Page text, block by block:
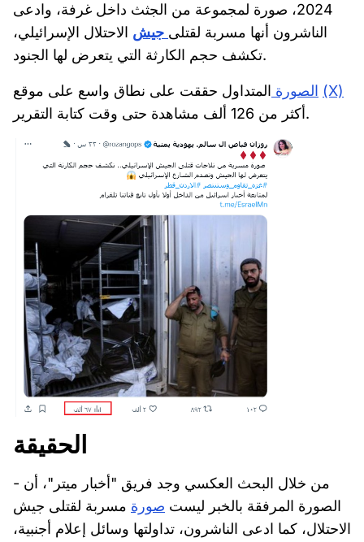
2024، صورة لمجموعة من الجثث داخل غرفة، وادعى
الناشرون أنها مسربة لقتلى جيش الاحتلال الإسرائيلي،
تكشف حجم الكارثة التي يتعرض لها الجنود.
الصورة (X)
أكثر من 126 ألف مشاهدة حتى وقت كتابة التقرير.
الحقيقة
- من خلال البحث العكسي وجد فريق "أخبار ميتر"، أن
الصورة المرفقة بالخبر ليست صورة مسربة لقتلى جيش
الاحتلال، كما ادعى الناشرون، تداولتها وسائل إعلام أجنبية،